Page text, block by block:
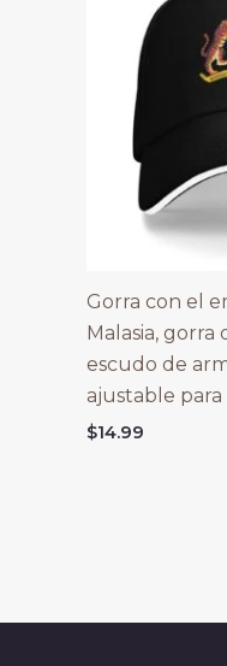
Gorra con el
Malasia, gorra
escudo de
ajustable
$14.99